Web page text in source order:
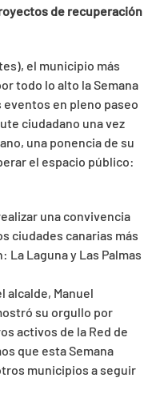
de recuperación
el municipio más
todo lo alto la Semana
eventos en pleno paseo
ciudadano una vez
una ponencia de su
el espacio público:
una convivencia
ciudades canarias más
La Laguna y Las Palmas
alcalde, Manuel
su orgullo por
activos de la Red de
que esta Semana
municipios a seguir